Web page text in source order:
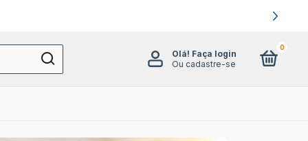
Olá! Faça login
Ou cadastre-se
0